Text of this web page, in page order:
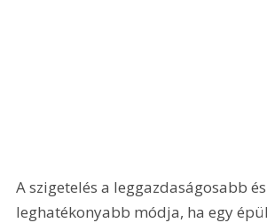
A szigetelés a leggazdaságosabb
leghatékonyabb módja, ha egy